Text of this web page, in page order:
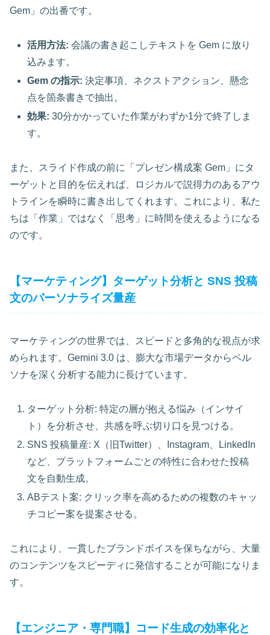
Gem」の出番です。
活用方法:会議の書き起こしテキストを Gem に放り
込みます。
Gem の指示:決定事項、ネクストアクション、懸念
点を箇条書きで抽出。
効果:30分かかっていた作業がわずか1分で終了しま
す。
また、スライド作成の前に「プレゼン構成案 Gem」にタ
ーゲットと目的を伝えれば、ロジカルで説得力のあるアウ
トラインを瞬時に書き出してくれます。これにより、私た
ちは「作業」ではなく「思考」に時間を使えるようになる
のです。
【マーケティング】ターゲット分析と SNS 投稿
文のパーソナライズ量産
マーケティングの世界では、スピードと多角的な視点が求
められます。Gemini 3.0 は、膨大な市場データからペル
ソナを深く分析する能力に長けています。
ターゲット分析: 特定の層が抱える悩み（インサイ
ト）を分析させ、共感を呼ぶ切り口を見つける。
SNS 投稿量産: X（旧Twitter）、Instagram、LinkedIn
など、プラットフォームごとの特性に合わせた投稿
文を自動生成。
ABテスト案: クリック率を高めるための複数のキャッ
チコピー案を提案させる。
これにより、一貫したブランドボイスを保ちながら、大量
のコンテンツをスピーディに発信することが可能になりま
す。
【エンジニア・専門職】コード生成の効率化と